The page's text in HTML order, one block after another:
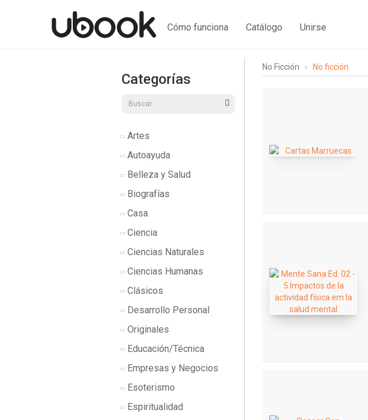
Cómo funciona Catálogo Unirse
Categorías
Artes
Autoayuda
Belleza y Salud
Biografías
Casa
Ciencia
Ciencias Naturales
Ciencias Humanas
Clásicos
Desarrollo Personal
Originales
Educación/Técnica
Empresas y Negocios
Esoterismo
Espiritualidad
No Ficción No ficción